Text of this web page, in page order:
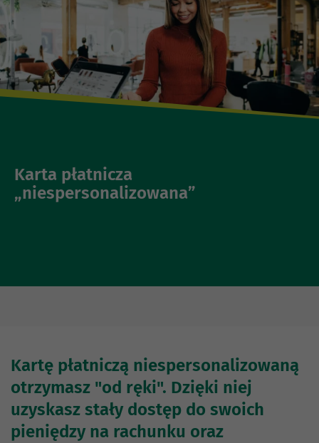
Karta płatnicza
„niespersonalizowana”
Kartę płatniczą niespersonalizowaną
otrzymasz "od ręki". Dzięki niej
uzyskasz stały dostęp do swoich
pieniędzy na rachunku oraz